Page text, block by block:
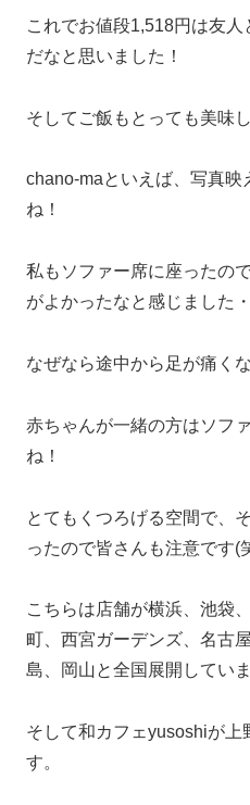
これでお値段1,518円は友
だなと思いました！
そしてご飯もとっても美味
chano-maといえば、写真映
ね！
私もソファー席に座ったの
がよかったなと感じました
なぜなら途中から足が痛く
赤ちゃんが一緒の方はソフ
ね！
とてもくつろげる空間で、
ったので皆さんも注意です(
こちらは店舗が横浜、池袋
町、西宮ガーデンズ、名古
島、岡山と全国展開していま
そして和カフェyusoshiが上
す。